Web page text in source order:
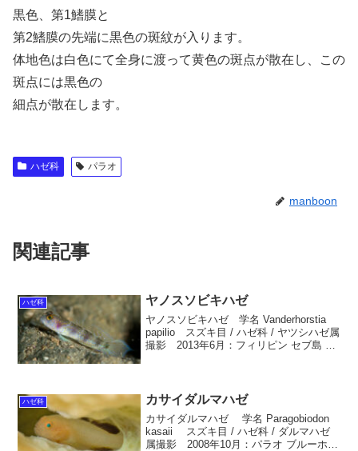
黒色、第1鰭膜と
第2鰭膜の先端に黒色の斑紋が入ります。
体地色は白色にて全身に渡って黄色の斑点が散在し、この
斑点には黒色の
細点が散在します。
ハゼ科 パラオ
manboon
関連記事
ハゼ科 ヤノスソビキハゼ
ヤノスソビキハゼ 学名 Vanderhorstia
papilio スズキ目 / ハゼ科 / ヤツシハゼ属
撮影 2013年6月：フィリピン セブ島 水
ハゼ科 カサイダルマハゼ
カサイダルマハゼ 学名 Paragobiodon
kasaii スズキ目 / ハゼ科 / ダルマハゼ
属撮影 2008年10月：パラオ ブルーホー